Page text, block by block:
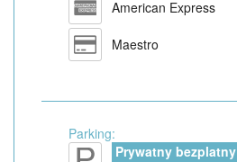
American Express
Maestro
Parking:
Prywatny bezplatny